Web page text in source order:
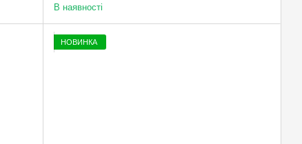
В наявності
НОВИНКА